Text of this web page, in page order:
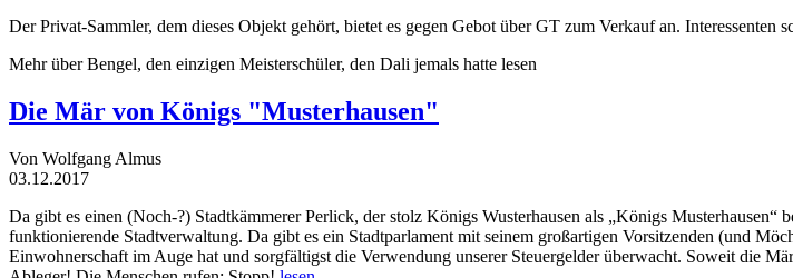
Der Privat-Sammler, dem dieses Objekt gehört, bietet es gegen Gebot über GT zum Verkauf an. Interessenten
Mehr über Bengel, den einzigen Meisterschüler, den Dali jemals hatte lesen
Die Mär von Königs "Musterhausen"
Von Wolfgang Almus
03.12.2017
Da gibt es einen (Noch-?) Stadtkämmerer Perlick, der stolz Königs Wusterhausen als „Königs
funktionierende Stadtverwaltung. Da gibt es ein Stadtparlament mit seinem großartigen Vorsitzenden (und
Einwohnerschaft im Auge hat und sorgfältigst die Verwendung unserer Steuergelder überwacht. Soweit die